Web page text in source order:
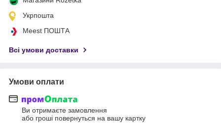
Укрпошта
Meest ПОШТА
Всі умови доставки
Умови оплати
Ви отримаєте замовлення
або гроші повернуться на вашу картку